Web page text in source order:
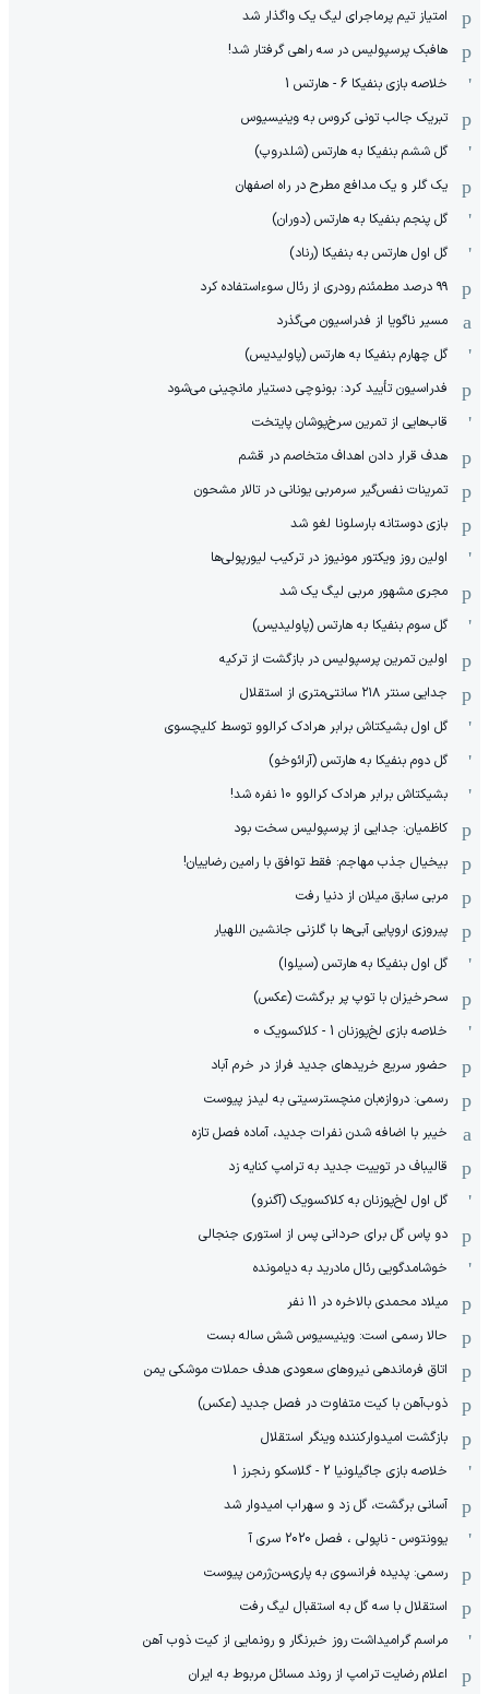
امتیاز تیم پرماجرای لیگ یک واگذار شد
هافبک پرسپولیس در سه راهی گرفتار شد!
خلاصه بازی بنفیکا 6 - هارتس 1
تبریک جالب تونی کروس به وینیسیوس
گل ششم بنفیکا به هارتس (شلدروپ)
یک گلر و یک مدافع مطرح در راه اصفهان
گل پنجم بنفیکا به هارتس (دوران)
گل اول هارتس به بنفیکا (رناد)
۹۹ درصد مطمئنم رودری از رئال سوءاستفاده کرد
مسیر ناگویا از فدراسیون می‌گذرد
گل چهارم بنفیکا به هارتس (پاولیدیس)
فدراسیون تأیید کرد: بونوچی دستیار مانچینی می‌شود
قاب‌هایی از تمرین سرخ‌پوشان پایتخت
هدف قرار دادن اهداف متخاصم در قشم
‏تمرینات نفس‌گیر سرمربی یونانی در تالار مشحون
بازی دوستانه بارسلونا لغو شد
اولین روز ویکتور مونیوز در ترکیب لیورپولی‌ها
مجری مشهور مربی لیگ یک شد
گل سوم بنفیکا به هارتس (پاولیدیس)
اولین تمرین پرسپولیس در بازگشت از ترکیه
جدایی سنتر ۲۱۸ سانتی‌متری از استقلال
گل اول بشیکتاش برابر هرادک کرالوو توسط کلیچسوی
گل دوم بنفیکا به هارتس (آرائوخو)
بشیکتاش برابر هرادک کرالوو 10 نفره شد!
کاظمیان: جدایی از پرسپولیس سخت بود
بیخیال جذب مهاجم: فقط توافق با رامین رضاییان!
مربی سابق میلان از دنیا رفت
پیروزی اروپایی آبی‌ها با گلزنی جانشین اللهیار
گل اول بنفیکا به هارتس (سیلوا)
سحرخیزان با توپ پر برگشت (عکس)
خلاصه بازی لخ‌پوزنان 1 - کلاکسویک 0
حضور سریع خریدهای جدید فراز در خرم آباد
رسمی: دروازه‌بان منچسترسیتی به لیدز پیوست
خیبر با اضافه شدن نفرات جدید، آماده فصل تازه
قالیباف در توییت جدید به ترامپ کنایه زد
گل اول لخ‌پوزنان به کلاکسویک (آگنرو)
دو پاس گل برای حردانی پس از استوری جنجالی
خوشامدگویی رئال مادرید به دیامونده
میلاد محمدی بالاخره در 11 نفر
حالا رسمی است: وینیسیوس شش ساله بست
اتاق فرماندهی نیروهای سعودی هدف حملات موشکی یمن
ذوب‌آهن با کیت متفاوت در فصل جدید (عکس)
بازگشت امیدوارکننده وینگر استقلال
خلاصه بازی جاگیلونیا 2 - گلاسکو رنجرز 1
آسانی برگشت، گل زد و سهراب امیدوار شد
یوونتوس - ناپولی ، فصل 2020 سری آ
رسمی: پدیده فرانسوی به پاری‌سن‌ژرمن پیوست
استقلال با سه گل به استقبال لیگ رفت
مراسم گرامیداشت روز خبرنگار و رونمایی از کیت ذوب آهن
اعلام رضایت ترامپ از روند مسائل مربوط به ایران